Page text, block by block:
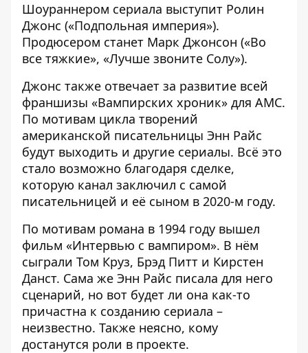
Шоураннером сериала выступит Ролин
Джонс («Подпольная империя»).
Продюсером станет Марк Джонсон («Во
все тяжкие», «Лучше звоните Солу»).
Джонс также отвечает за развитие всей
франшизы «Вампирских хроник» для AMC.
По мотивам цикла творений
американской писательницы Энн Райс
будут выходить и другие сериалы. Всё это
стало возможно благодаря сделке,
которую канал заключил с самой
писательницей и её сыном в 2020-м году.
По мотивам романа в 1994 году вышел
фильм «Интервью с вампиром». В нём
сыграли Том Круз, Брэд Питт и Кирстен
Данст. Сама же Энн Райс писала для него
сценарий, но вот будет ли она как-то
причастна к созданию сериала –
неизвестно. Также неясно, кому
достанутся роли в проекте.